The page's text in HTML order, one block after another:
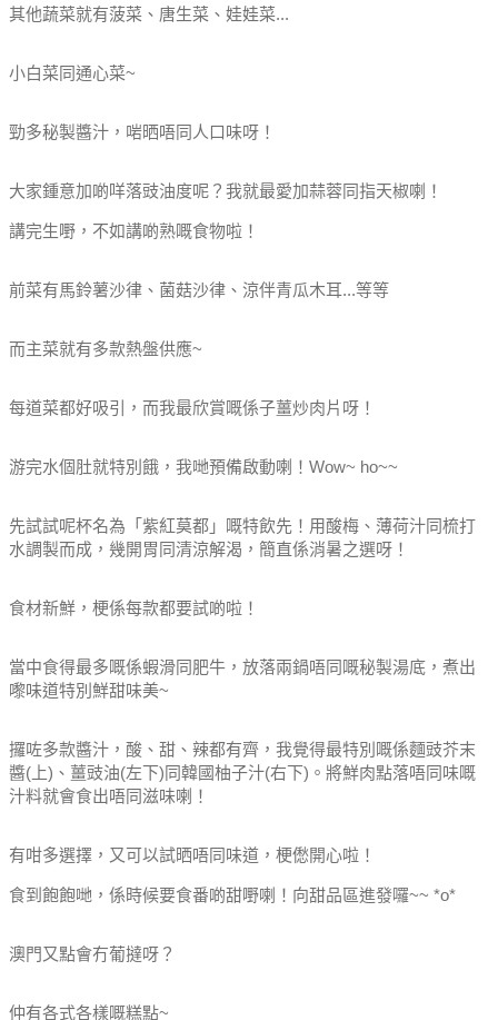
其他蔬菜就有菠菜、唐生菜、娃娃菜...
小白菜同通心菜~
勁多秘製醬汁，啱晒唔同人口味呀！
大家鍾意加啲咩落豉油度呢？我就最愛加蒜蓉同指天椒喇！
講完生嘢，不如講啲熟嘅食物啦！
前菜有馬鈴薯沙律、菌菇沙律、涼伴青瓜木耳...等等
而主菜就有多款熱盤供應~
每道菜都好吸引，而我最欣賞嘅係子薑炒肉片呀！
游完水個肚就特別餓，我哋預備啟動喇！Wow~ ho~~
先試試呢杯名為「紫紅莫都」嘅特飲先！用酸梅、薄荷汁同梳打
水調製而成，幾開胃同清涼解渴，簡直係消暑之選呀！
食材新鮮，梗係每款都要試啲啦！
當中食得最多嘅係蝦滑同肥牛，放落兩鍋唔同嘅秘製湯底，煮出
嚟味道特別鮮甜味美~
攞咗多款醬汁，酸、甜、辣都有齊，我覺得最特別嘅係麵豉芥末
醬(上)、薑豉油(左下)同韓國柚子汁(右下)。將鮮肉點落唔同味嘅
汁料就會食出唔同滋味喇！
有咁多選擇，又可以試晒唔同味道，梗僽開心啦！
食到飽飽哋，係時候要食番啲甜嘢喇！向甜品區進發囉~~ *o*
澳門又點會冇葡撻呀？
仲有各式各樣嘅糕點~